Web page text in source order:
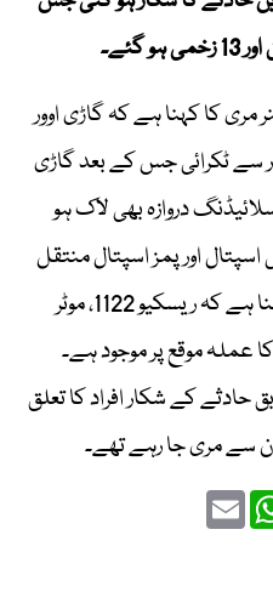
کا کہنا ہے کہ گاڑی اوور
سے ٹکرائی جس کے بعد گاڑی
دروازہ بھی لاک ہو
اسپتال اور پمز اسپتال منتقل
کر دیا گیا ہے۔ڈپٹی کمشنر کا کہنا ہے کہ ریسکیو 1122، موٹر
موقع پر موجود ہے۔
کے شکار افراد کا تعلق
سے مری جا رہے تھے۔
Email